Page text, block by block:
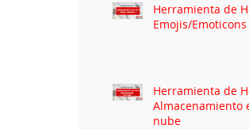
Herramienta de
Emojis/Emoticons
Herramienta de
Almacenamiento
nube